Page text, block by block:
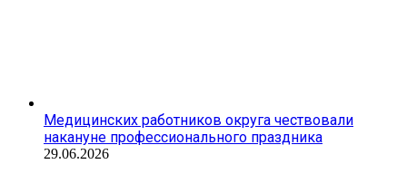
Медицинских работников округа чествовали
накануне профессионального праздника
29.06.2026